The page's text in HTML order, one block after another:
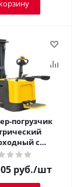
погрузчик
с
TOR 1,5 т 3,5
CQD15R
руб./шт